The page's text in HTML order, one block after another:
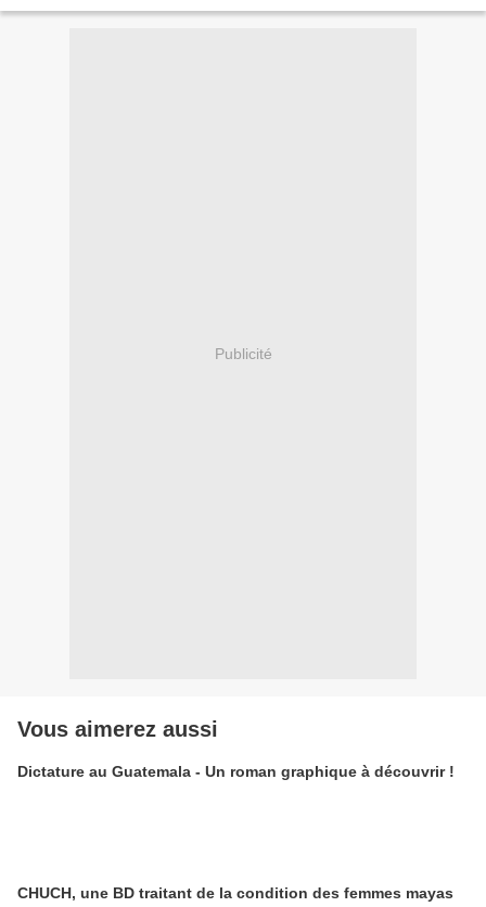
Publicité
Vous aimerez aussi
Dictature au Guatemala - Un roman graphique à découvrir !
CHUCH, une BD traitant de la condition des femmes mayas